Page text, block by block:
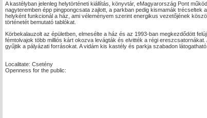
A kastélyban jelenleg helytörténeti kiállítás, könyvtár, eMagyarország Pont
nagyteremben épp pingpongcsata zajlott, a parkban pedig kismamák
helyként funkcionál a ház, ami véleményem szerint energikus vezetőjének
történetét bemutató tablókat.
Körbekalauzolt az épületben, elmesélte a ház és az 1993-ban megkezdődött
fémtolvajok több milliós kárt okozva levágták és elvitték a régi
gyűjtik a pályázati forrásokat. A vidám kis kastély és parkja szabadon látogatható.
Localitate: Csetény
Openness for the public: